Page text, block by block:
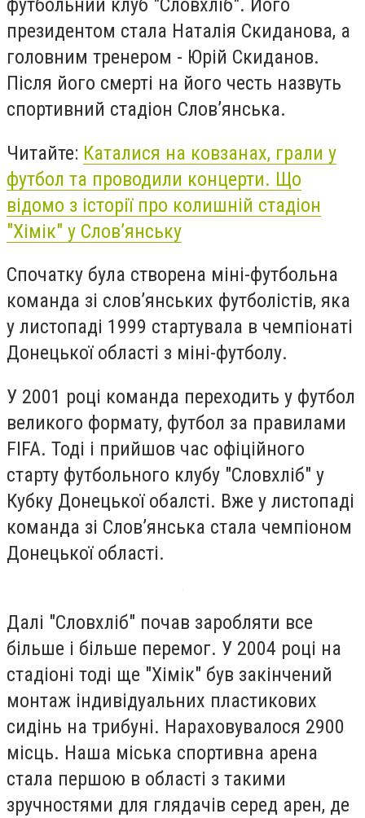
футбольний клуб "Словхліб". Його
президентом стала Наталія Скиданова, а
головним тренером - Юрій Скиданов.
Після його смерті на його честь назвуть
спортивний стадіон Слов’янська.
Читайте: Каталися на ковзанах, грали у
футбол та проводили концерти. Що
відомо з історії про колишній стадіон
"Хімік" у Слов’янську
Спочатку була створена міні-футбольна
команда зі слов’янських футболістів, яка
у листопаді 1999 стартувала в чемпіонаті
Донецької області з міні-футболу.
У 2001 році команда переходить у футбол
великого формату, футбол за правилами
FIFA. Тоді і прийшов час офіційного
старту футбольного клубу "Словхліб" у
Кубку Донецької обалсті. Вже у листопаді
команда зі Слов’янська стала чемпіоном
Донецької області.
Далі "Словхліб" почав заробляти все
більше і більше перемог. У 2004 році на
стадіоні тоді ще "Хімік" був закінчений
монтаж індивідуальних пластикових
сидінь на трибуні. Нараховувалося 2900
місць. Наша міська спортивна арена
стала першою в області з такими
зручностями для глядачів серед арен, де